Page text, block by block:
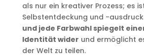
als nur ein kreativer Prozess; es
Selbstentdeckung und -
und jede Farbwahl spiegelt
Identität wider und ermöglicht
der Welt zu teilen.